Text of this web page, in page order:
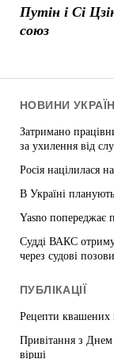
Путін і Сі
союз
НОВИНИ
Затримано
за ухилення від
Росія націлилася
В Україні
Yasno попереджає
Судді ВАКС
через судові позови
ПУБЛІКАЦІЇ
Рецепти квашених
Привітання з Днем
вірші